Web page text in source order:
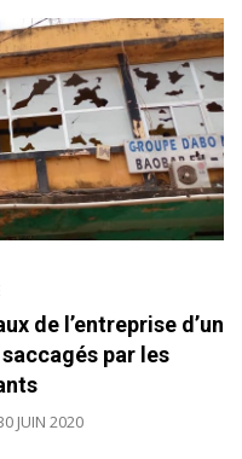
de l’entreprise d’un
par les
JUIN 2020